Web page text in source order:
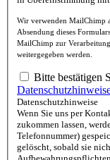
Wir verwenden MailChimp
Absendung dieses
MailChimp zur
weitergegeben werden.
Bitte bestätigen
Datenschutzhinweise
Wenn Sie uns per
zukommen lassen,
Telefonnummer)
gelöscht, sobald sie